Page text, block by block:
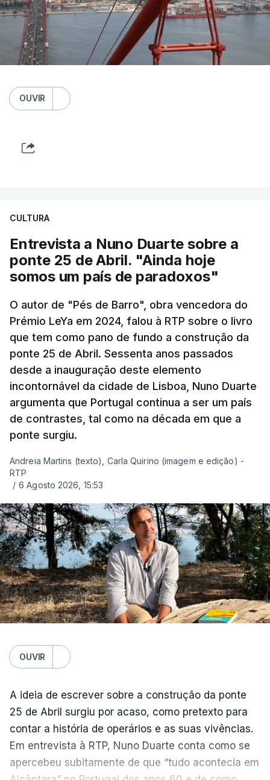
OUVIR
CULTURA
Entrevista a Nuno Duarte sobre a
ponte 25 de Abril. "Ainda hoje
somos um país de paradoxos"
O autor de "Pés de Barro", obra vencedora do
Prémio LeYa em 2024, falou à RTP sobre o livro
que tem como pano de fundo a construção da
ponte 25 de Abril. Sessenta anos passados
desde a inauguração deste elemento
incontornável da cidade de Lisboa, Nuno Duarte
argumenta que Portugal continua a ser um país
de contrastes, tal como na década em que a
ponte surgiu.
Andreia Martins (texto), Carla Quirino (imagem e edição) -
RTP
/ 6 Agosto 2026, 15:53
OUVIR
A ideia de escrever sobre a construção da ponte
25 de Abril surgiu por acaso, como pretexto para
contar a história de operários e as suas vivências.
Em entrevista à RTP, Nuno Duarte conta como se
apercebeu subitamente de que “tudo acontecia em